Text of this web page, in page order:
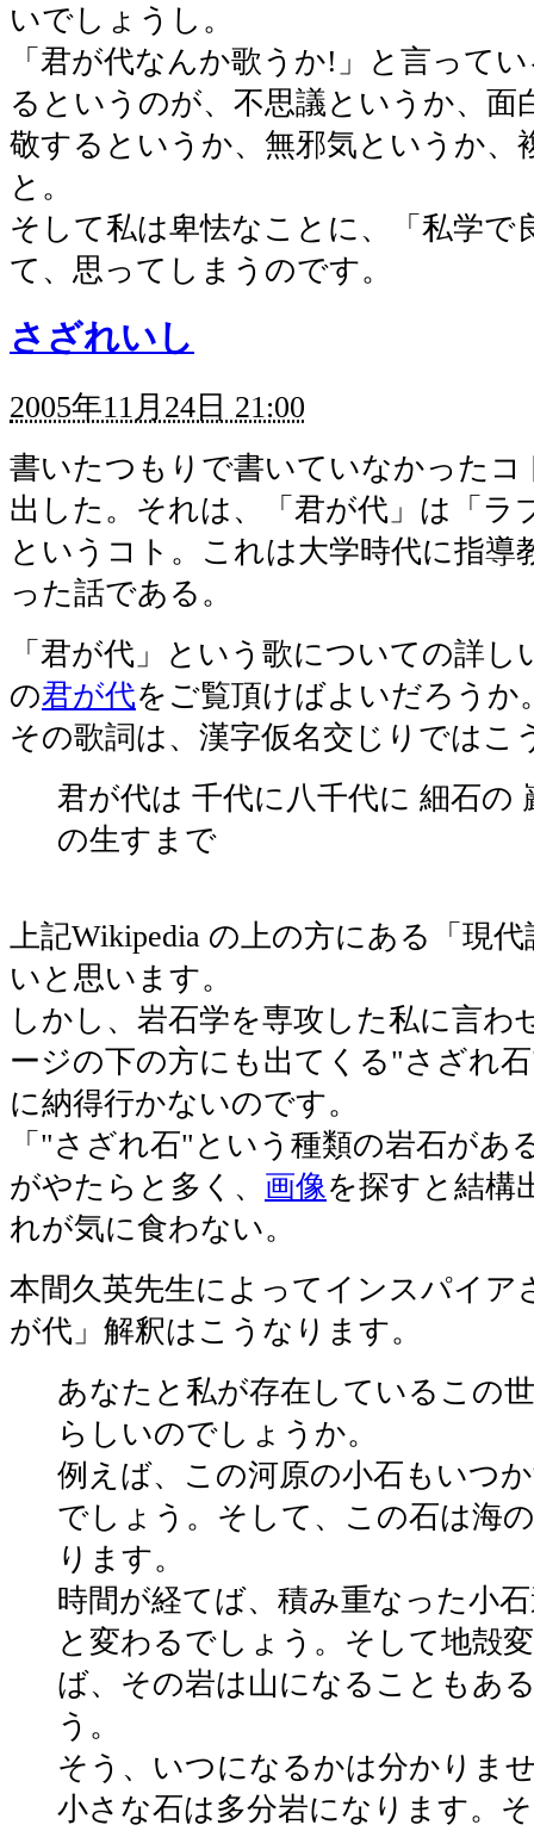
いでしょうし。
「君が代なんか歌うか!」と言って
るというのが、不思議というか、面
敬するというか、無邪気というか、
と。
そして私は卑怯なことに、「私学で
て、思ってしまうのです。
さざれいし
2005年11月24日 21:00
書いたつもりで書いていなかったコ
出した。それは、「君が代」は「ラ
というコト。これは大学時代に指導
った話である。
「君が代」という歌についての詳し
の君が代をご覧頂けばよいだろうか
その歌詞は、漢字仮名交じりではこ
君が代は 千代に八千代に 細石の
の生すまで
上記Wikipedia の上の方にある「現
いと思います。
しかし、岩石学を専攻した私に言わ
ージの下の方にも出てくる"さざれ
に納得行かないのです。
「"さざれ石"という種類の岩石があ
がやたらと多く、 画像を探すと結構
れが気に食わない。
本間久英先生によってインスパイア
が代」解釈はこうなります。
あなたと私が存在しているこの
らしいのでしょうか。
例えば、この河原の小石もいつ
でしょう。そして、この石は海
ります。
時間が経てば、積み重なった小
と変わるでしょう。そして地殻
ば、その岩は山になることもあ
う。
そう、いつになるかは分かりま
小さな石は多分岩になります。